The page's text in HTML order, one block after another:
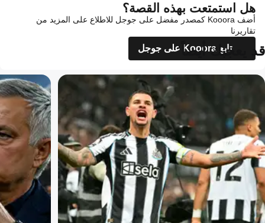
هل استمتعت بهذه القصة؟
أضف Kooora كمصدر مفضل على جوجل للاطلاع على المزيد من
تقاريرنا
تابع Kooora على جوجل
قد يعجبك أيضاً